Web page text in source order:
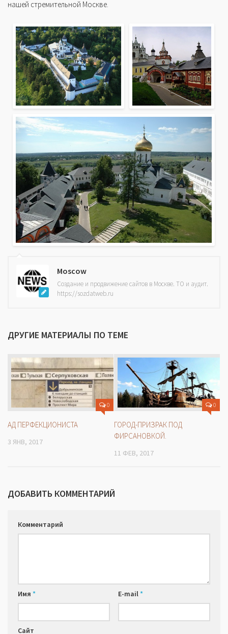
нашей стремительной Москве.
Moscow
Создание и продвижение сайтов в Москве. ТО и аудит.
https://sozdatweb.ru
ДРУГИЕ МАТЕРИАЛЫ ПО ТЕМЕ
0
АД ПЕРФЕКЦИОНИСТА
3 ЯНВ, 2017
0
ГОРОД-ПРИЗРАК ПОД
ФИРСАНОВКОЙ.
11 ФЕВ, 2017
ДОБАВИТЬ КОММЕНТАРИЙ
Комментарий
Имя * E-mail*
Сайт